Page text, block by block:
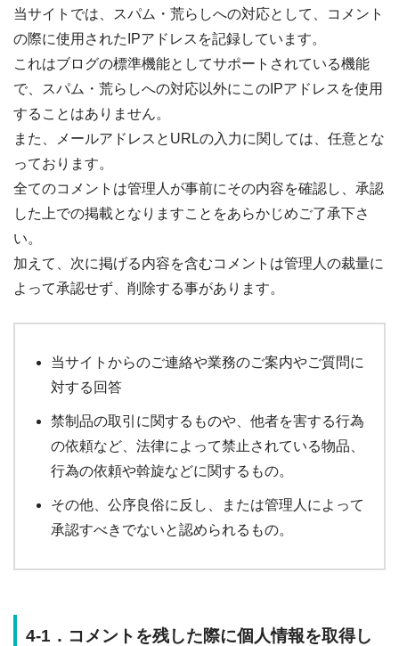
当サイトでは、スパム・荒らしへの対応として、コメント
の際に使用されたIPアドレスを記録しています。
これはブログの標準機能としてサポートされている機能
で、スパム・荒らしへの対応以外にこのIPアドレスを使用
することはありません。
また、メールアドレスとURLの入力に関しては、任意とな
っております。
全てのコメントは管理人が事前にその内容を確認し、承認
した上での掲載となりますことをあらかじめご了承下さ
い。
加えて、次に掲げる内容を含むコメントは管理人の裁量に
よって承認せず、削除する事があります。
当サイトからのご連絡や業務のご案内やご質問に
対する回答
禁制品の取引に関するものや、他者を害する行為
の依頼など、法律によって禁止されている物品、
行為の依頼や斡旋などに関するもの。
その他、公序良俗に反し、または管理人によって
承認すべきでないと認められるもの。
4-1．コメントを残した際に個人情報を取得し